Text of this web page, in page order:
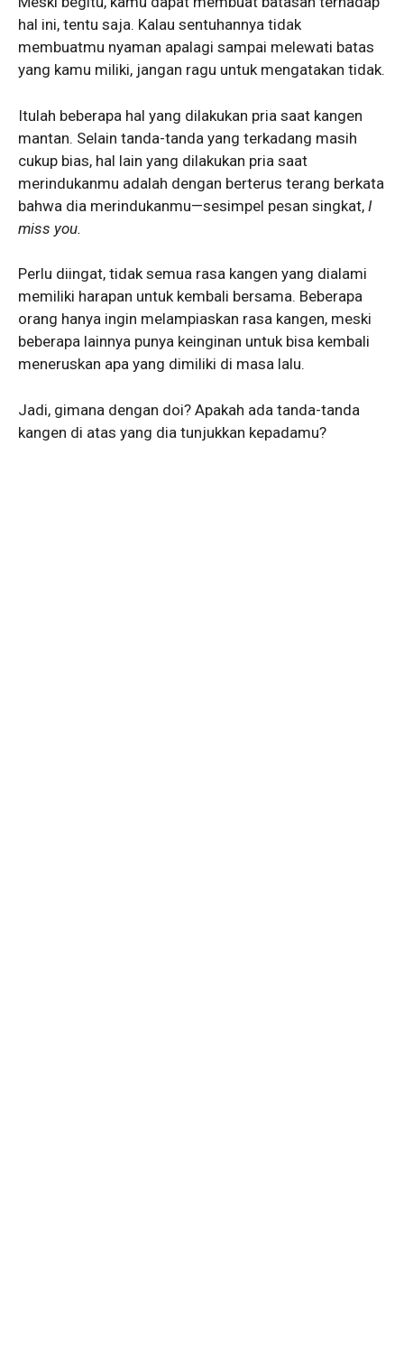
hal ini, tentu saja. Kalau sentuhannya tidak
membuatmu nyaman apalagi sampai melewati batas
yang kamu miliki, jangan ragu untuk mengatakan tidak.
Itulah beberapa hal yang dilakukan pria saat kangen
mantan. Selain tanda-tanda yang terkadang masih
cukup bias, hal lain yang dilakukan pria saat
merindukanmu adalah dengan berterus terang berkata
bahwa dia merindukanmu—sesimpel pesan singkat, I
miss you.
Perlu diingat, tidak semua rasa kangen yang dialami
memiliki harapan untuk kembali bersama. Beberapa
orang hanya ingin melampiaskan rasa kangen, meski
beberapa lainnya punya keinginan untuk bisa kembali
meneruskan apa yang dimiliki di masa lalu.
Jadi, gimana dengan doi? Apakah ada tanda-tanda
kangen di atas yang dia tunjukkan kepadamu?